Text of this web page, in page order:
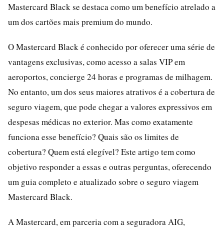
Mastercard Black se destaca como um benefício atrelado a
um dos cartões mais premium do mundo.
O Mastercard Black é conhecido por oferecer uma série de
vantagens exclusivas, como acesso a salas VIP em
aeroportos, concierge 24 horas e programas de milhagem.
No entanto, um dos seus maiores atrativos é a cobertura de
seguro viagem, que pode chegar a valores expressivos em
despesas médicas no exterior. Mas como exatamente
funciona esse benefício? Quais são os limites de
cobertura? Quem está elegível? Este artigo tem como
objetivo responder a essas e outras perguntas, oferecendo
um guia completo e atualizado sobre o seguro viagem
Mastercard Black.
A Mastercard, em parceria com a seguradora AIG,